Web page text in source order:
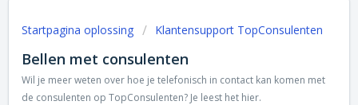
Startpagina oplossing Klantensupport TopConsulenten
Bellen met consulenten
Wil je meer weten over hoe je telefonisch in contact kan komen met
de consulenten op TopConsulenten? Je leest het hier.